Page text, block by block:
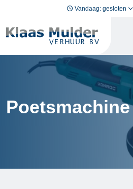
Vandaag: gesloten
Poetsmachine